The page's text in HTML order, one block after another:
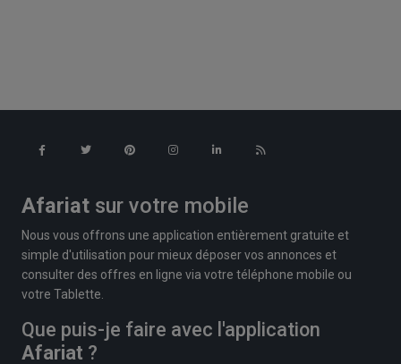
Afariat sur votre mobile
Nous vous offrons une application entièrement gratuite et
simple d'utilisation pour mieux déposer vos annonces et
consulter des offres en ligne via votre téléphone mobile ou
votre Tablette.
Que puis-je faire avec l'application
Afariat ?